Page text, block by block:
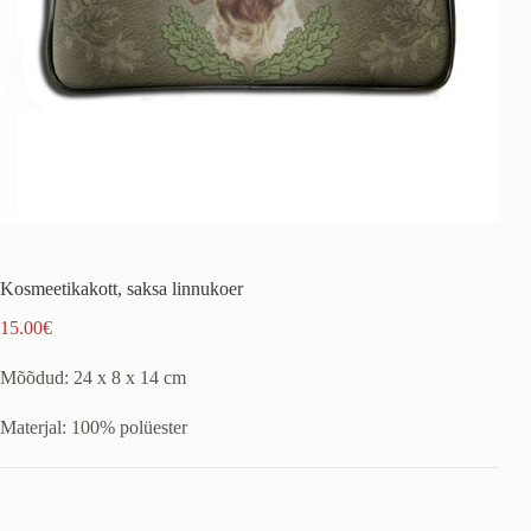
Kosmeetikakott, saksa linnukoer
15.00€
Mõõdud: 24 x 8 x 14 cm
Materjal: 100% polüester